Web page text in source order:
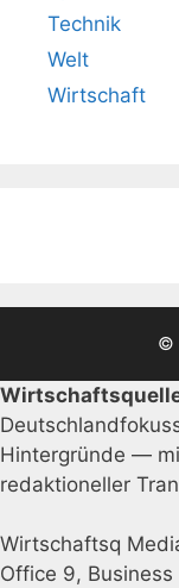
Technik
Welt
Wirtschaft
©
Hintergründe —
redaktioneller
Wirtschaftsq
Office 9, Business